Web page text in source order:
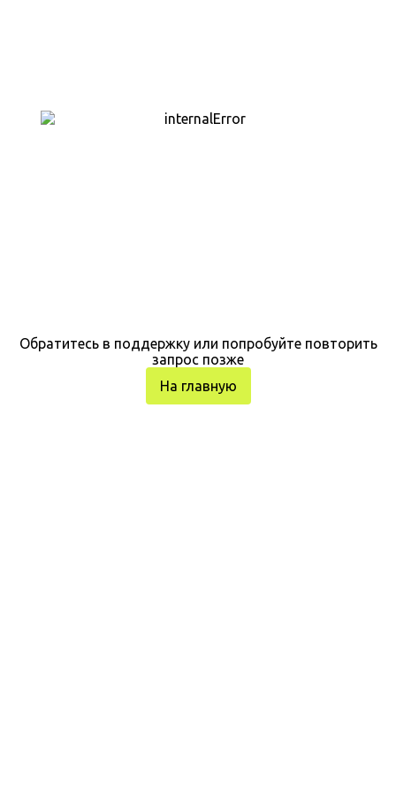
Обратитесь в поддержку или попробуйте повторить
запрос позже
На главную